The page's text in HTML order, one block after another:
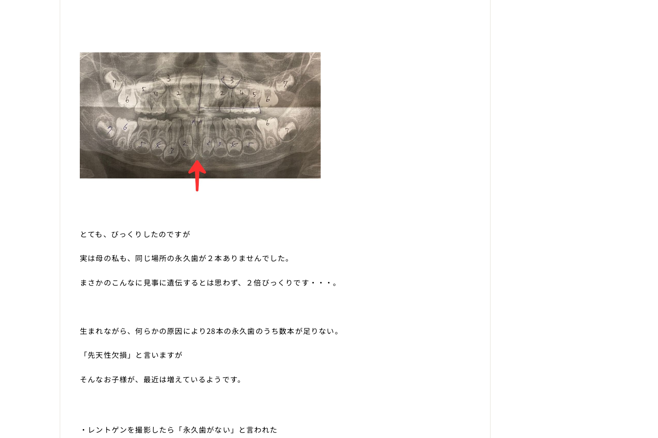
とても、びっくりしたのですが
実は母の私も、同じ場所の永久歯が２本ありませんでした。
まさかのこんなに見事に遺伝するとは思わず、２倍びっくりです・・・。
生まれながら、何らかの原因により28本の永久歯のうち数本が足りない。
「先天性欠損」と言いますが
そんなお子様が、最近は増えているようです。
・レントゲンを撮影したら「永久歯がない」と言われた